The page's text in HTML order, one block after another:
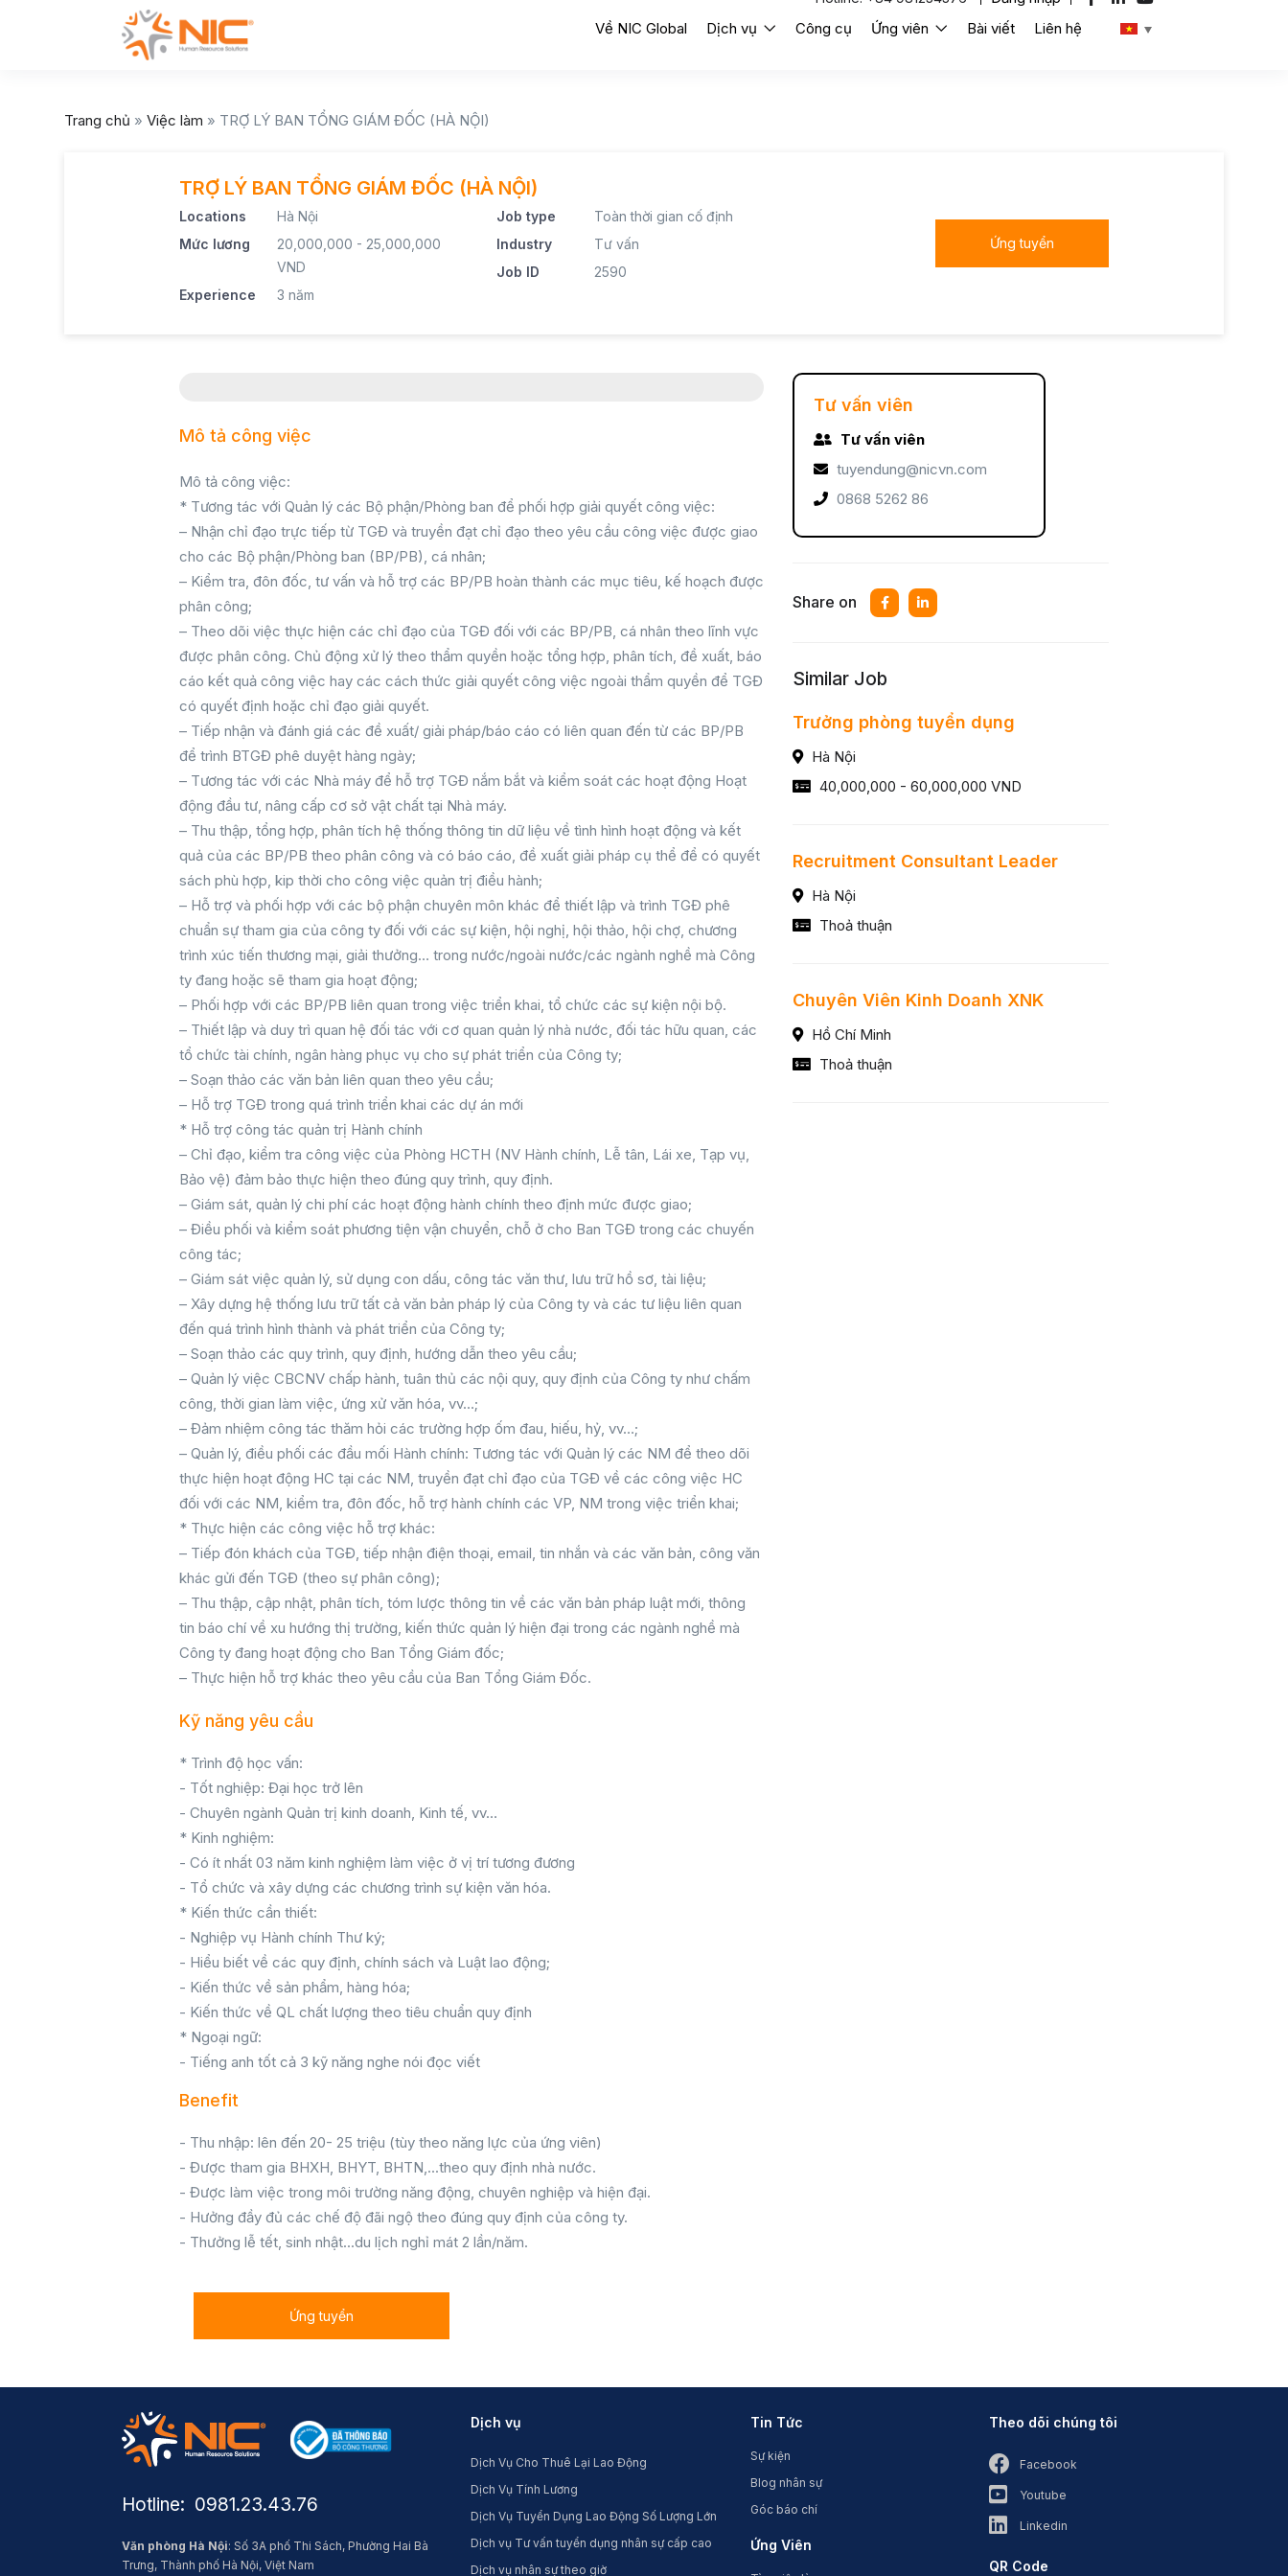
Về NIC Global Dịch vụ Công cụ Ứng viên Bài viết Liên hệ
Trang chủ » Việc làm » TRỢ LÝ BAN TỔNG GIÁM ĐỐC (HÀ NỘI)
TRỢ LÝ BAN TỔNG GIÁM ĐỐC (HÀ NỘI)
Locations
Hà Nội
Mức lương
20,000,000 - 25,000,000
VND
Experience
3 năm
Job type
Toàn thời gian cố định
Industry
Tư vấn
Job ID
2590
Ứng tuyển
Mô tả công việc
Mô tả công việc:
* Tương tác với Quản lý các Bộ phận/Phòng ban để phối hợp giải quyết công việc:
– Nhận chỉ đạo trực tiếp từ TGĐ và truyền đạt chỉ đạo theo yêu cầu công việc được giao
cho các Bộ phận/Phòng ban (BP/PB), cá nhân;
– Kiểm tra, đôn đốc, tư vấn và hỗ trợ các BP/PB hoàn thành các mục tiêu, kế hoạch được
phân công;
– Theo dõi việc thực hiện các chỉ đạo của TGĐ đối với các BP/PB, cá nhân theo lĩnh vực
được phân công. Chủ động xử lý theo thẩm quyền hoặc tổng hợp, phân tích, đề xuất, báo
cáo kết quả công việc hay các cách thức giải quyết công việc ngoài thẩm quyền để TGĐ
có quyết định hoặc chỉ đạo giải quyết.
– Tiếp nhận và đánh giá các đề xuất/ giải pháp/báo cáo có liên quan đến từ các BP/PB
để trình BTGĐ phê duyệt hàng ngày;
– Tương tác với các Nhà máy để hỗ trợ TGĐ nắm bắt và kiểm soát các hoạt động Hoạt
động đầu tư, nâng cấp cơ sở vật chất tại Nhà máy.
– Thu thập, tổng hợp, phân tích hệ thống thông tin dữ liệu về tình hình hoạt động và kết
quả của các BP/PB theo phân công và có báo cáo, đề xuất giải pháp cụ thể để có quyết
sách phù hợp, kip thời cho công việc quản trị điều hành;
– Hỗ trợ và phối hợp với các bộ phận chuyên môn khác để thiết lập và trình TGĐ phê
chuẩn sự tham gia của công ty đối với các sự kiện, hội nghị, hội thảo, hội chợ, chương
trình xúc tiến thương mại, giải thưởng… trong nước/ngoài nước/các ngành nghề mà Công
ty đang hoặc sẽ tham gia hoạt động;
– Phối hợp với các BP/PB liên quan trong việc triển khai, tổ chức các sự kiện nội bộ.
– Thiết lập và duy trì quan hệ đối tác với cơ quan quản lý nhà nước, đối tác hữu quan, các
tổ chức tài chính, ngân hàng phục vụ cho sự phát triển của Công ty;
– Soạn thảo các văn bản liên quan theo yêu cầu;
– Hỗ trợ TGĐ trong quá trình triển khai các dự án mới
* Hỗ trợ công tác quản trị Hành chính
– Chỉ đạo, kiểm tra công việc của Phòng HCTH (NV Hành chính, Lễ tân, Lái xe, Tạp vụ,
Bảo vệ) đảm bảo thực hiện theo đúng quy trình, quy định.
– Giám sát, quản lý chi phí các hoạt động hành chính theo định mức được giao;
– Điều phối và kiểm soát phương tiện vận chuyển, chỗ ở cho Ban TGĐ trong các chuyến
công tác;
– Giám sát việc quản lý, sử dụng con dấu, công tác văn thư, lưu trữ hồ sơ, tài liệu;
– Xây dựng hệ thống lưu trữ tất cả văn bản pháp lý của Công ty và các tư liệu liên quan
đến quá trình hình thành và phát triển của Công ty;
– Soạn thảo các quy trình, quy định, hướng dẫn theo yêu cầu;
– Quản lý việc CBCNV chấp hành, tuân thủ các nội quy, quy định của Công ty như chấm
công, thời gian làm việc, ứng xử văn hóa, vv…;
– Đảm nhiệm công tác thăm hỏi các trường hợp ốm đau, hiếu, hỷ, vv…;
– Quản lý, điều phối các đầu mối Hành chính: Tương tác với Quản lý các NM để theo dõi
thực hiện hoạt động HC tại các NM, truyền đạt chỉ đạo của TGĐ về các công việc HC
đối với các NM, kiểm tra, đôn đốc, hỗ trợ hành chính các VP, NM trong việc triển khai;
* Thực hiện các công việc hỗ trợ khác:
– Tiếp đón khách của TGĐ, tiếp nhận điện thoại, email, tin nhắn và các văn bản, công văn
khác gửi đến TGĐ (theo sự phân công);
– Thu thập, cập nhật, phân tích, tóm lược thông tin về các văn bản pháp luật mới, thông
tin báo chí về xu hướng thị trường, kiến thức quản lý hiện đại trong các ngành nghề mà
Công ty đang hoạt động cho Ban Tổng Giám đốc;
– Thực hiện hỗ trợ khác theo yêu cầu của Ban Tổng Giám Đốc.
Kỹ năng yêu cầu
* Trình độ học vấn:
- Tốt nghiệp: Đại học trở lên
- Chuyên ngành Quản trị kinh doanh, Kinh tế, vv…
* Kinh nghiệm:
- Có ít nhất 03 năm kinh nghiệm làm việc ở vị trí tương đương
- Tổ chức và xây dựng các chương trình sự kiện văn hóa.
* Kiến thức cần thiết:
- Nghiệp vụ Hành chính Thư ký;
- Hiểu biết về các quy định, chính sách và Luật lao động;
- Kiến thức về sản phẩm, hàng hóa;
- Kiến thức về QL chất lượng theo tiêu chuẩn quy định
* Ngoại ngữ:
- Tiếng anh tốt cả 3 kỹ năng nghe nói đọc viết
Benefit
- Thu nhập: lên đến 20- 25 triệu (tùy theo năng lực của ứng viên)
- Được tham gia BHXH, BHYT, BHTN,...theo quy định nhà nước.
- Được làm việc trong môi trường năng động, chuyên nghiệp và hiện đại.
- Hưởng đầy đủ các chế độ đãi ngộ theo đúng quy định của công ty.
- Thưởng lễ tết, sinh nhật...du lịch nghỉ mát 2 lần/năm.
Ứng tuyển
Tư vấn viên
Tư vấn viên
tuyendung@nicvn.com
0868 5262 86
Share on
Similar Job
Trưởng phòng tuyển dụng
Hà Nội
40,000,000 - 60,000,000 VND
Recruitment Consultant Leader
Hà Nội
Thoả thuận
Chuyên Viên Kinh Doanh XNK
Hồ Chí Minh
Thoả thuận
Hotline: ​ 0981.23.43.76
Văn phòng Hà Nội: Số 3A phố Thi Sách, Phường Hai Bà
Trưng, Thành phố Hà Nội, Việt Nam
Dịch vụ
Dịch Vụ Cho Thuê Lại Lao Động
Dịch Vụ Tính Lương
Dịch Vụ Tuyển Dụng Lao Động Số Lượng Lớn
Dịch vụ Tư vấn tuyển dụng nhân sự cấp cao
Dịch vụ nhân sự theo giờ
Tin Tức
Sự kiện
Blog nhân sự
Góc báo chí
Ứng Viên
Theo dõi chúng tôi
Facebook
Youtube
Linkedin
QR Code